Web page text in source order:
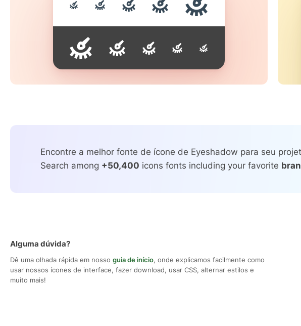
Encontre a melhor fonte de ícone de Eyeshadow para seu
Search among +50,400 icons fonts including your favorite
Alguma dúvida?
Dê uma olhada rápida em nosso guia de início, onde explicamos facilmente como
usar nossos ícones de interface, fazer download, usar CSS, alternar estilos e
muito mais!